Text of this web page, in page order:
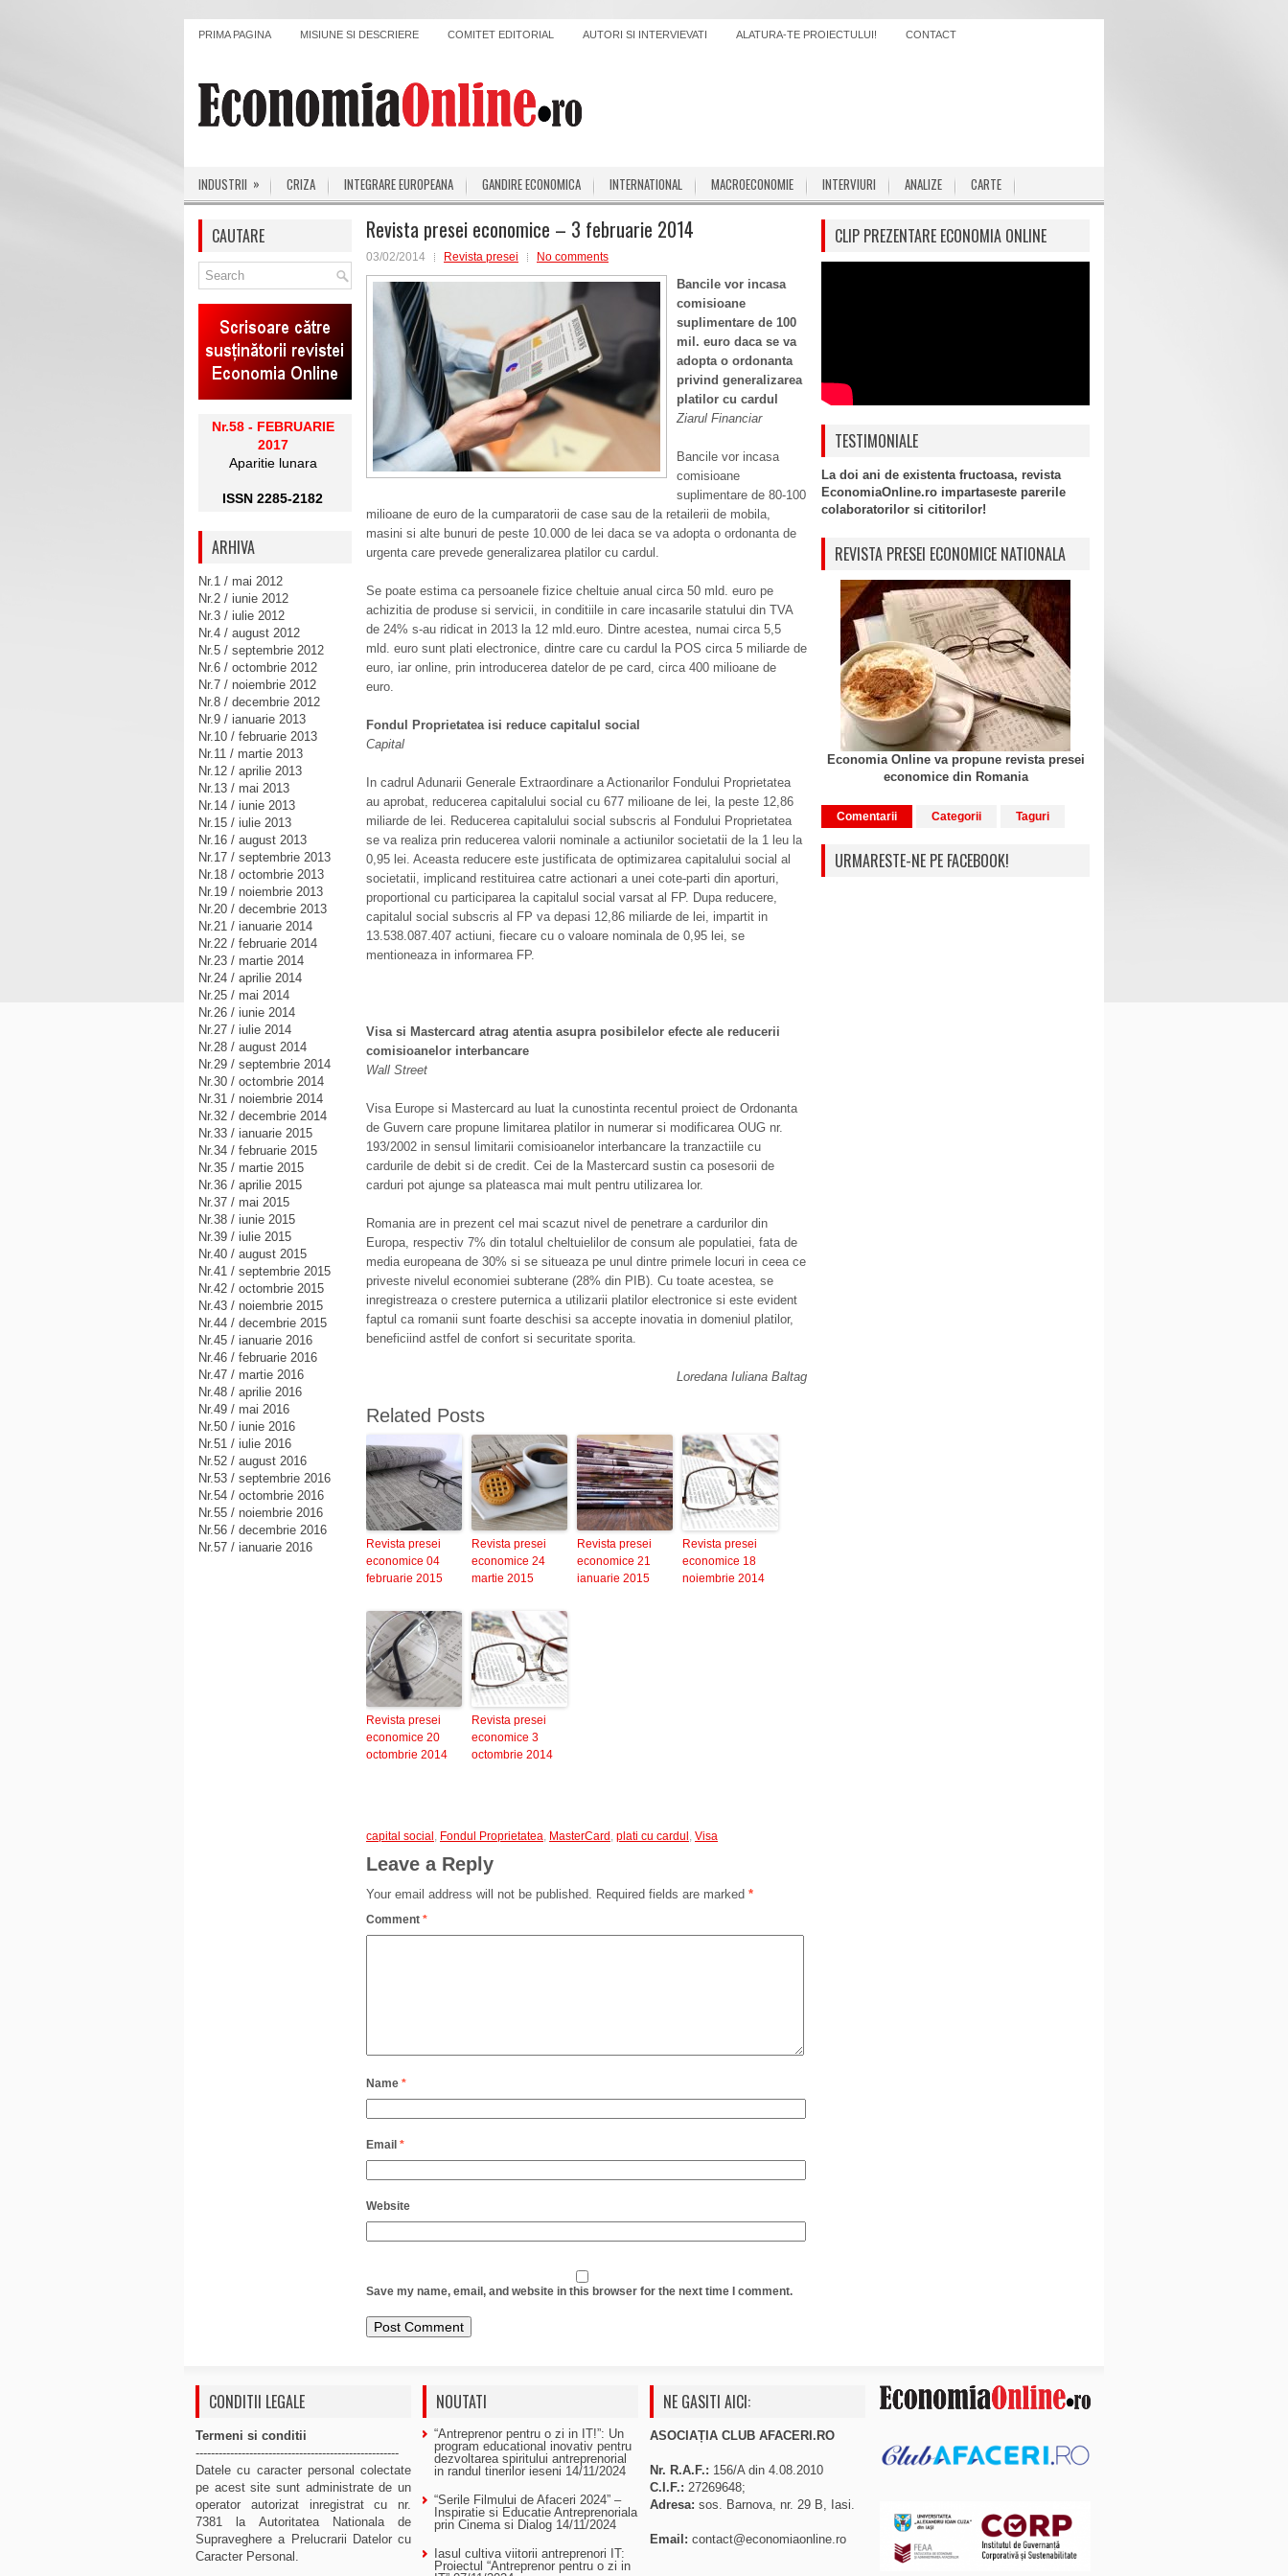
PRIMA PAGINA MISIUNE SI DESCRIERE COMITET EDITORIAL AUTORI SI INTERVIEVATI ALATURA-TE PROIECTULUI! CONTACT
INDUSTRII » CRIZA INTEGRARE EUROPEANA GANDIRE ECONOMICA INTERNATIONAL MACROECONOMIE INTERVIURI ANALIZE CARTE
Revista presei economice – 3 februarie 2014
03/02/2014 Revista presei No comments
Bancile vor incasa
comisioane
suplimentare de 100
mil. euro daca se va
adopta o ordonanta
privind generalizarea
platilor cu cardul
Ziarul Financiar
Bancile vor incasa
comisioane
suplimentare de 80-100
milioane de euro de la cumparatorii de case sau de la retailerii de mobila,
masini si alte bunuri de peste 10.000 de lei daca se va adopta o ordonanta de
urgenta care prevede generalizarea platilor cu cardul.
Se poate estima ca persoanele fizice cheltuie anual circa 50 mld. euro pe
achizitia de produse si servicii, in conditiile in care incasarile statului din TVA
de 24% s-au ridicat in 2013 la 12 mld.euro. Dintre acestea, numai circa 5,5
mld. euro sunt plati electronice, dintre care cu cardul la POS circa 5 miliarde de
euro, iar online, prin introducerea datelor de pe card, circa 400 milioane de
euro.
Fondul Proprietatea isi reduce capitalul social
Capital
In cadrul Adunarii Generale Extraordinare a Actionarilor Fondului Proprietatea
au aprobat, reducerea capitalului social cu 677 milioane de lei, la peste 12,86
miliarde de lei. Reducerea capitalului social subscris al Fondului Proprietatea
se va realiza prin reducerea valorii nominale a actiunilor societatii de la 1 leu la
0,95 lei. Aceasta reducere este justificata de optimizarea capitalului social al
societatii, implicand restituirea catre actionari a unei cote-parti din aporturi,
proportional cu participarea la capitalul social varsat al FP. Dupa reducere,
capitalul social subscris al FP va depasi 12,86 miliarde de lei, impartit in
13.538.087.407 actiuni, fiecare cu o valoare nominala de 0,95 lei, se
mentioneaza in informarea FP.
Visa si Mastercard atrag atentia asupra posibilelor efecte ale reducerii
comisioanelor interbancare
Wall Street
Visa Europe si Mastercard au luat la cunostinta recentul proiect de Ordonanta
de Guvern care propune limitarea platilor in numerar si modificarea OUG nr.
193/2002 in sensul limitarii comisioanelor interbancare la tranzactiile cu
cardurile de debit si de credit. Cei de la Mastercard sustin ca posesorii de
carduri pot ajunge sa plateasca mai mult pentru utilizarea lor.
Romania are in prezent cel mai scazut nivel de penetrare a cardurilor din
Europa, respectiv 7% din totalul cheltuielilor de consum ale populatiei, fata de
media europeana de 30% si se situeaza pe unul dintre primele locuri in ceea ce
priveste nivelul economiei subterane (28% din PIB). Cu toate acestea, se
inregistreaza o crestere puternica a utilizarii platilor electronice si este evident
faptul ca romanii sunt foarte deschisi sa accepte inovatia in domeniul platilor,
beneficiind astfel de confort si securitate sporita.
Loredana Iuliana Baltag
Related Posts
Revista presei
economice 04
februarie 2015
Revista presei
economice 24
martie 2015
Revista presei
economice 21
ianuarie 2015
Revista presei
economice 18
noiembrie 2014
Revista presei
economice 20
octombrie 2014
Revista presei
economice 3
octombrie 2014
capital social , Fondul Proprietatea, MasterCard , plati cu cardul , Visa
Leave a Reply
Your email address will not be published. Required fields are marked *
Comment *
Name *
Email *
Website
Save my name, email, and website in this browser for the next time I comment.
CAUTARE
Nr.58 - FEBRUARIE
2017
Aparitie lunara
ISSN 2285-2182
ARHIVA
Nr.1 / mai 2012
Nr.2 / iunie 2012
Nr.3 / iulie 2012
Nr.4 / august 2012
Nr.5 / septembrie 2012
Nr.6 / octombrie 2012
Nr.7 / noiembrie 2012
Nr.8 / decembrie 2012
Nr.9 / ianuarie 2013
Nr.10 / februarie 2013
Nr.11 / martie 2013
Nr.12 / aprilie 2013
Nr.13 / mai 2013
Nr.14 / iunie 2013
Nr.15 / iulie 2013
Nr.16 / august 2013
Nr.17 / septembrie 2013
Nr.18 / octombrie 2013
Nr.19 / noiembrie 2013
Nr.20 / decembrie 2013
Nr.21 / ianuarie 2014
Nr.22 / februarie 2014
Nr.23 / martie 2014
Nr.24 / aprilie 2014
Nr.25 / mai 2014
Nr.26 / iunie 2014
Nr.27 / iulie 2014
Nr.28 / august 2014
Nr.29 / septembrie 2014
Nr.30 / octombrie 2014
Nr.31 / noiembrie 2014
Nr.32 / decembrie 2014
Nr.33 / ianuarie 2015
Nr.34 / februarie 2015
Nr.35 / martie 2015
Nr.36 / aprilie 2015
Nr.37 / mai 2015
Nr.38 / iunie 2015
Nr.39 / iulie 2015
Nr.40 / august 2015
Nr.41 / septembrie 2015
Nr.42 / octombrie 2015
Nr.43 / noiembrie 2015
Nr.44 / decembrie 2015
Nr.45 / ianuarie 2016
Nr.46 / februarie 2016
Nr.47 / martie 2016
Nr.48 / aprilie 2016
Nr.49 / mai 2016
Nr.50 / iunie 2016
Nr.51 / iulie 2016
Nr.52 / august 2016
Nr.53 / septembrie 2016
Nr.54 / octombrie 2016
Nr.55 / noiembrie 2016
Nr.56 / decembrie 2016
Nr.57 / ianuarie 2016
CLIP PREZENTARE ECONOMIA ONLINE
TESTIMONIALE
La doi ani de existenta fructoasa, revista
EconomiaOnline.ro impartaseste parerile
colaboratorilor si cititorilor!
REVISTA PRESEI ECONOMICE NATIONALA
Economia Online va propune revista presei
economice din Romania
Comentarii Categorii Taguri
URMARESTE-NE PE FACEBOOK!
CONDITII LEGALE
Termeni si conditii
-----------------------------------------------------
Datele cu caracter personal colectate
pe acest site sunt administrate de un
operator autorizat inregistrat cu nr.
7381 la Autoritatea Nationala de
Supraveghere a Prelucrarii Datelor cu
Caracter Personal.
NOUTATI
“Antreprenor pentru o zi in IT!”: Un
program educational inovativ pentru
dezvoltarea spiritului antreprenorial
in randul tinerilor ieseni 14/11/2024
“Serile Filmului de Afaceri 2024” –
Inspiratie si Educatie Antreprenoriala
prin Cinema si Dialog 14/11/2024
Iasul cultiva viitorii antreprenori IT:
Proiectul “Antreprenor pentru o zi in
NE GASITI AICI:
ASOCIAȚIA CLUB AFACERI.RO
Nr. R.A.F.: 156/A din 4.08.2010
C.I.F.: 27269648;
Adresa: sos. Barnova, nr. 29 B, Iasi.
Email: contact@economiaonline.ro